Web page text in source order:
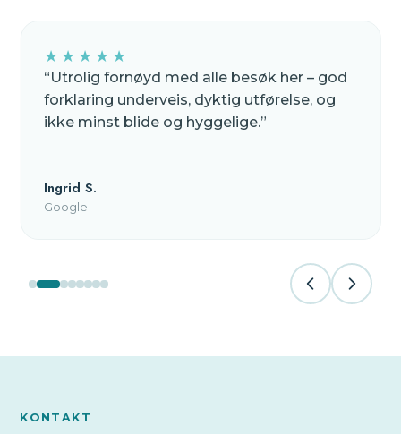
★★★★★
“Utrolig fornøyd med alle besøk her – god
forklaring underveis, dyktig utførelse, og
ikke minst blide og hyggelige.”
Ingrid S.
Google
KONTAKT